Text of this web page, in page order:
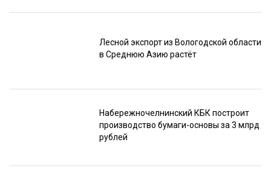
Лесной экспорт из Вологодской области
в Среднюю Азию растёт
Набережночелнинский КБК построит
производство бумаги-основы за 3 млрд
рублей